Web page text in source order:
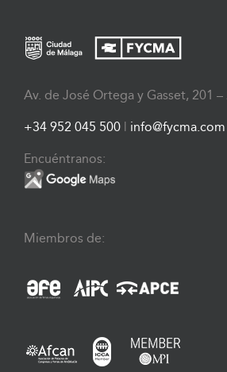
Av. de José Ortega y Gasset, 201
+34 952 045 500 | info@fycma.com
Encuéntranos:
Miembros de: